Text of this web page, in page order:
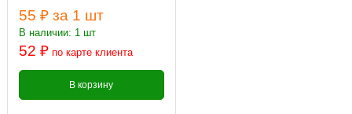
55 ₽ за 1 шт
В наличии: 1 шт
52 ₽ по карте клиента
В корзину